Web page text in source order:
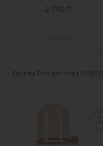
2 790 ₸
Поилка Triol для птиц А2-8003